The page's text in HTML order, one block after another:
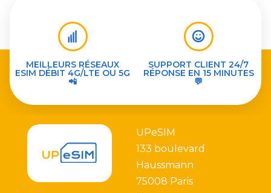
MEILLEURS RÉSEAUX
ESIM DÉBIT 4G/LTE OU 5G
📲
SUPPORT CLIENT 24/7
RÉPONSE EN 15 MINUTES
💬
UPeSIM
133 boulevard
Haussmann
75008 Paris